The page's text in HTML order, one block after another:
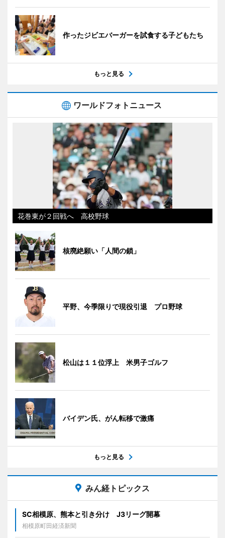
作ったジビエバーガーを試食する子どもたち
もっと見る
ワールドフォトニュース
花巻東が２回戦へ 高校野球
核廃絶願い「人間の鎖」
平野、今季限りで現役引退 プロ野球
松山は１１位浮上 米男子ゴルフ
バイデン氏、がん転移で激痛
もっと見る
みん経トピックス
SC相模原、熊本と引き分け J3リーグ開幕
相模原町田経済新聞